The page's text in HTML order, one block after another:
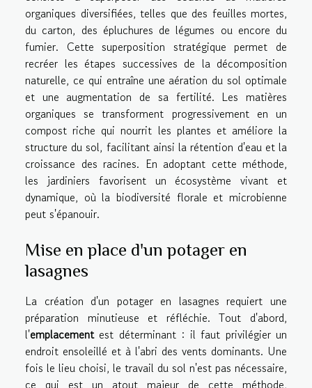
organiques diversifiées, telles que des feuilles mortes,
du carton, des épluchures de légumes ou encore du
fumier. Cette superposition stratégique permet de
recréer les étapes successives de la décomposition
naturelle, ce qui entraîne une aération du sol optimale
et une augmentation de sa fertilité. Les matières
organiques se transforment progressivement en un
compost riche qui nourrit les plantes et améliore la
structure du sol, facilitant ainsi la rétention d'eau et la
croissance des racines. En adoptant cette méthode,
les jardiniers favorisent un écosystème vivant et
dynamique, où la biodiversité florale et microbienne
peut s'épanouir.
Mise en place d'un potager en
lasagnes
La création d'un potager en lasagnes requiert une
préparation minutieuse et réfléchie. Tout d'abord,
l'emplacementest déterminant : il faut privilégier un
endroit ensoleillé et à l'abri des vents dominants. Une
fois le lieu choisi, le travail du sol n'est pas nécessaire,
ce qui est un atout majeur de cette méthode,